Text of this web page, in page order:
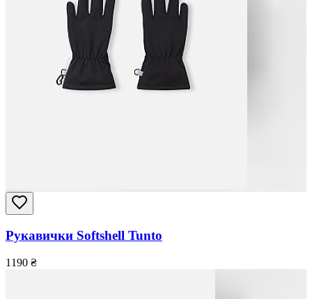
Рукавички Softshell Tunto
1190 ₴